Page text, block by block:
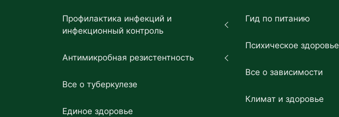
Профилактика инфекций и
инфекционный контроль
Антимикробная резистентность
Все о туберкулезе
Единое здоровье
Гид по питанию
Психическое здоровье
Все о зависимости
Климат и здоровье